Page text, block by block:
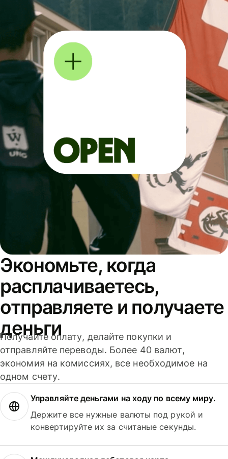
Экономьте, когда
расплачиваетесь,
отправляете и получаете
деньги
Получайте оплату, делайте покупки и
отправляйте переводы. Более 40 валют,
экономия на комиссиях, все необходимое на
одном счету.
Управляйте деньгами на ходу по всему миру.
Держите все нужные валюты под рукой и
конвертируйте их за считаные секунды.